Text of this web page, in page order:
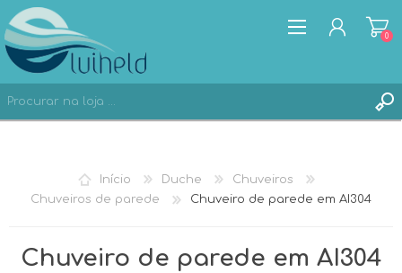
REGISTAR
ENTRAR
0
Início Duche
Chuveiros
Chuveiros de parede
Chuveiro de parede em AI304
Chuveiro de parede em AI304